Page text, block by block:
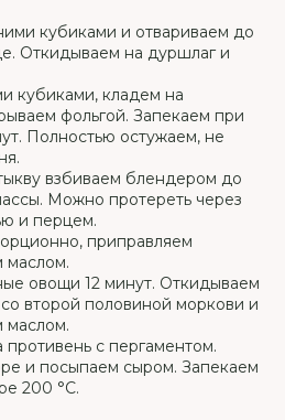
кубиками и отвариваем до
Откидываем на дуршлаг и
кубиками, кладем на
фольгой. Запекаем при
Полностью остужаем, не
взбиваем блендером до
Можно протереть через
и перцем.
приправляем
маслом.
овощи 12 минут. Откидываем
второй половиной моркови и
маслом.
с пергаментом.
и посыпаем сыром. Запекаем
200 °С.